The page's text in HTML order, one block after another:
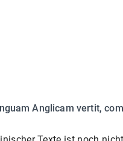
Anglicam vertit,